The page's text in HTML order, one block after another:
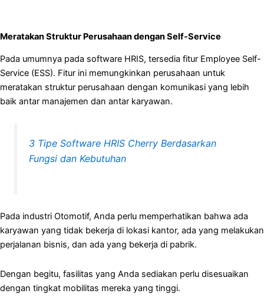
Meratakan Struktur Perusahaan dengan Self-Service
Pada umumnya pada software HRIS, tersedia fitur Employee Self-
Service (ESS). Fitur ini memungkinkan perusahaan untuk
meratakan struktur perusahaan dengan komunikasi yang lebih
baik antar manajemen dan antar karyawan.
3 Tipe Software HRIS Cherry Berdasarkan
Fungsi dan Kebutuhan
Pada industri Otomotif, Anda perlu memperhatikan bahwa ada
karyawan yang tidak bekerja di lokasi kantor, ada yang melakukan
perjalanan bisnis, dan ada yang bekerja di pabrik.
Dengan begitu, fasilitas yang Anda sediakan perlu disesuaikan
dengan tingkat mobilitas mereka yang tinggi.